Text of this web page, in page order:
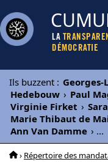
LA
DÉMOCRATIE
Ils buzzent : Georges-
Hedebouw › Paul
Virginie Firket ›
Marie Thibaut de
Ann Van Damme › ...
› Répertoire des